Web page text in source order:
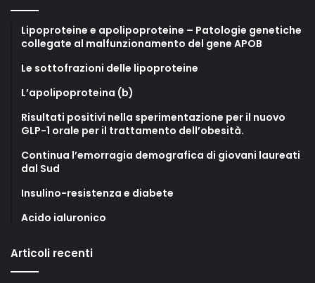
Lipoproteine e apolipoproteine – Patologie genetiche
collegate al malfunzionamento del gene APOB
Le sottofrazioni delle lipoproteine
L’apolipoproteina (b)
Risultati positivi nella sperimentazione per il nuovo
GLP-1 orale per il trattamento dell’obesità.
Continua l’emorragia demografica di giovani laureati
dal Sud
Insulino-resistenza e diabete
Acido ialuronico
Articoli recenti